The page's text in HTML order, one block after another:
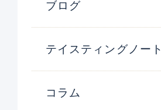
ブログ
テイスティングノート
コラム